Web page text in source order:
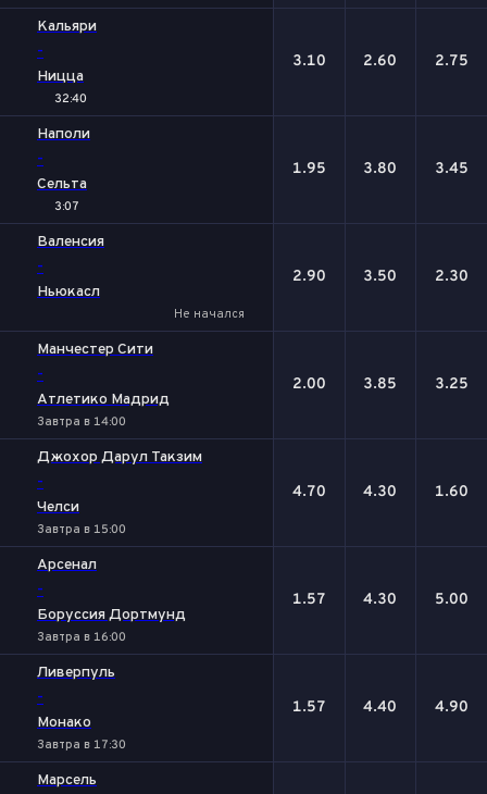
Кальяри
-
Ницца
32:40
3.10 2.60 2.75
Наполи
-
Сельта
3:07
1.95 3.80 3.45
Валенсия
-
Ньюкасл
Не начался
2.90 3.50 2.30
Манчестер Сити
-
Атлетико Мадрид
Завтра в 14:00
2.00 3.85 3.25
Джохор Дарул Такзим
-
Челси
Завтра в 15:00
4.70 4.30 1.60
Арсенал
-
Боруссия Дортмунд
Завтра в 16:00
1.57 4.30 5.00
Ливерпуль
-
Монако
Завтра в 17:30
1.57 4.40 4.90
Марсель